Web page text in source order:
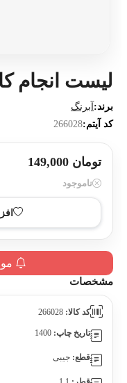
لیست انجام کارها
برند: آبرنگ
کد آیتم:266028
تومان 149,000
ناموجود
مشخصات
کد کالا:
تاریخ چاپ: 1400
قطع: جیبی